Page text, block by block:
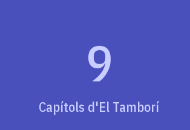
9
Capítols d'El Tamborí